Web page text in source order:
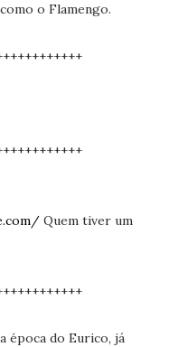
o Flamengo.
Quem tiver um
época do Eurico, já